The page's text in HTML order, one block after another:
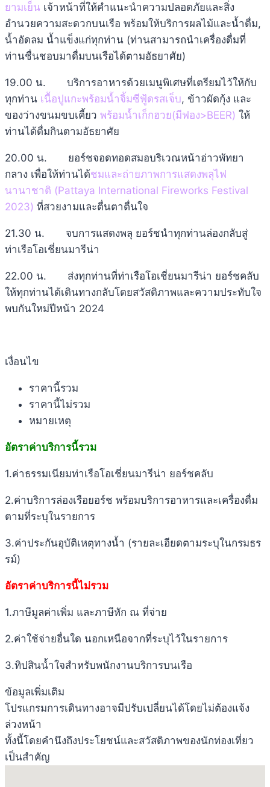
ยามเย็น เจ้าหน้าที่ให้คำแนะนำความปลอดภัยและสิ่ง
อำนวยความสะดวกบนเรือ พร้อมให้บริการผลไม้และน้ำดื่ม,
น้ำอัดลม น้ำแข็งแก่ทุกท่าน (ท่านสามารถนำเครื่องดื่มที่
ท่านชื่นชอบมาดื่มบนเรือได้ตามอัธยาศัย)
19.00 น. บริการอาหารด้วยเมนูพิเศษที่เตรียมไว้ให้กับ
ทุกท่าน เนื้อปูแกะพร้อมน้ำจิ้มซีฟู้ดรสเจ็บ, ข้าวผัดกุ้ง และ
ของว่างขนมขบเคี้ยว พร้อมน้ำเก็กฮวย(มีฟอง>BEER) ให้
ท่านได้ดื่มกินตามอัธยาศัย
20.00 น. ยอร์ชจอดทอดสมอบริเวณหน้าอ่าวพัทยา
กลาง เพื่อให้ท่านได้ชมและถ่ายภาพการแสดงพลุไฟ
นานาชาติ (Pattaya International Fireworks Festival
2023) ที่สวยงามและตื่นตาตื่นใจ
21.30 น. จบการแสดงพลุ ยอร์ชนำทุกท่านล่องกลับสู่
ท่าเรือโอเชี่ยนมารีน่า
22.00 น. ส่งทุกท่านที่ท่าเรือโอเชี่ยนมารีน่า ยอร์ชคลับ
ให้ทุกท่านได้เดินทางกลับโดยสวัสดิภาพและความประทับใจ
พบกันใหม่ปีหน้า 2024
เงื่อนไข
ราคานี้รวม
ราคานี้ไม่รวม
หมายเหตุ
อัตราค่าบริการนี้รวม
1.ค่าธรรมเนียมท่าเรือโอเชี่ยนมารีน่า ยอร์ชคลับ
2.ค่าบริการล่องเรือยอร์ช พร้อมบริการอาหารและเครื่องดื่ม
ตามที่ระบุในรายการ
3.ค่าประกันอุบัติเหตุทางน้ำ (รายละเอียดตามระบุในกรมธร
รม์)
อัตราค่าบริการนี้ไม่รวม
1.ภาษีมูลค่าเพิ่ม และภาษีหัก ณ ที่จ่าย
2.ค่าใช้จ่ายอื่นใด นอกเหนือจากที่ระบุไว้ในรายการ
3.ทิปสินน้ำใจสำหรับพนักงานบริการบนเรือ
ข้อมูลเพิ่มเติม
โปรแกรมการเดินทางอาจมีปรับเปลี่ยนได้โดยไม่ต้องแจ้ง
ล่วงหน้า
ทั้งนี้โดยคำนึงถึงประโยชน์และสวัสดิภาพของนักท่องเที่ยว
เป็นสำคัญ